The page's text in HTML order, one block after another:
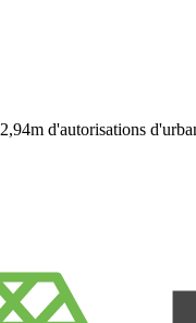
2,94m d'autorisations